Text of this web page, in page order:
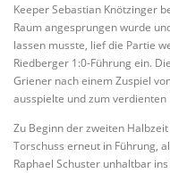
Keeper Sebastian Knötzinger
Raum angesprungen wurde
lassen musste, lief die Partie
Riedberger 1:0-Führung ein.
Griener nach einem Zuspiel
ausspielte und zum verdienten
Zu Beginn der zweiten
Torschuss erneut in Führung,
Raphael Schuster unhaltbar